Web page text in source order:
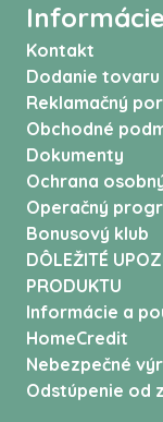
Informácie
Kontakt
Dodanie tovaru
Reklamačný
Obchodné
Dokumenty
Ochrana
Operačný
Bonusový klub
DÔLEŽITÉ
PRODUKTU
Informácie a
HomeCredit
Nebezpečné
Odstúpenie od